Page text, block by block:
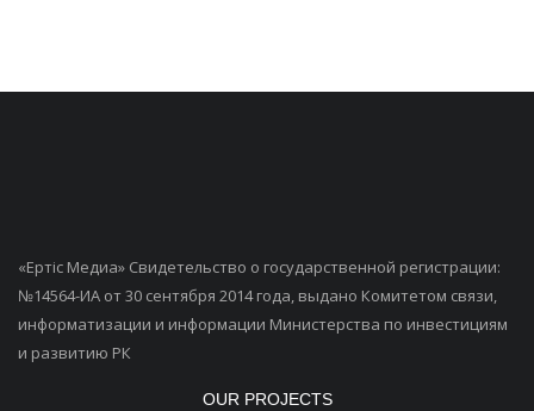
«Ертiс Медиа» Свидетельство о государственной регистрации:
№14564-ИА от 30 сентября 2014 года, выдано Комитетом связи,
информатизации и информации Министерства по инвестициям
и развитию РК
OUR PROJECTS